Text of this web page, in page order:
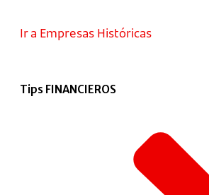
Ir a Empresas Históricas
Tips FINANCIEROS